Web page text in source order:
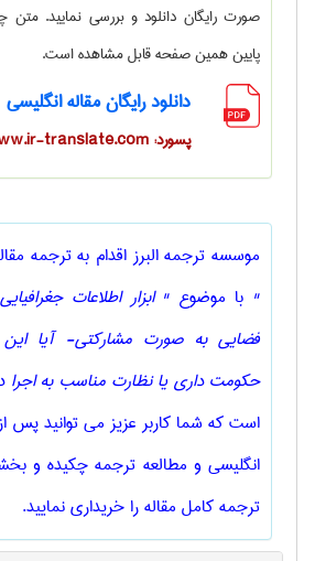
صورت رایگان دانلود و بررسی نمایید.
پایین همین صفحه قابل مشاهده است.
دانلود رایگان مقاله انگلیسی
پسورد: www.ir-translate.com
موسسه ترجمه البرز اقدام به ترجمه
" با موضوع " ابزار اطلاعات
فضایی به صورت مشارکتی- آیا
حکومت داری یا نظارت مناسب به اجرا
است که شما کاربر عزیز می توانید پس از
انگلیسی و مطالعه ترجمه چکیده و
ترجمه کامل مقاله را خریداری نمایید.